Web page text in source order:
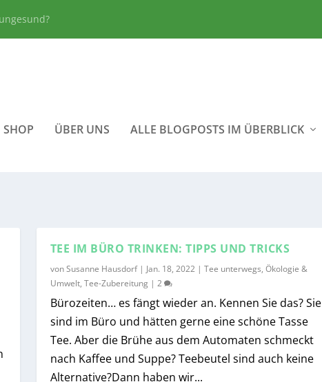
ÜBER UNS ALLE BLOGPOSTS IM ÜBERBLICK
TEE IM BÜRO TRINKEN: TIPPS UND TRICKS
vonSusanne Hausdorf| Jan. 18, 2022 | Tee unterwegs, Ökologie &
Umwelt, Tee-Zubereitung| 2
Bürozeiten… es fängt wieder an. Kennen Sie das? Sie
sind im Büro und hätten gerne eine schöne Tasse
Tee. Aber die Brühe aus dem Automaten schmeckt
nach Kaffee und Suppe? Teebeutel sind auch keine
Alternative?Dann haben wir...